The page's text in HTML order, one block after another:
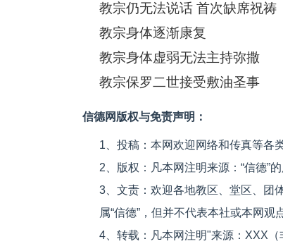
教宗仍无法说话 首次缺席祝祷
教宗身体逐渐康复
教宗身体虚弱无法主持弥撒
教宗保罗二世接受敷油圣事
信德网版权与免责声明：
1、投稿：本网欢迎网络和传真等各
2、版权：凡本网注明来源：“信德”
3、文责：欢迎各地教区、堂区、团
属“信德”，但并不代表本社或本网
4、转载：凡本网注明"来源：XXX（